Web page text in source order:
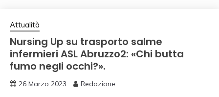
Attualità
Nursing Up su trasporto salme
infermieri ASL Abruzzo2: «Chi butta
fumo negli occhi?».
26 Marzo 2023 Redazione